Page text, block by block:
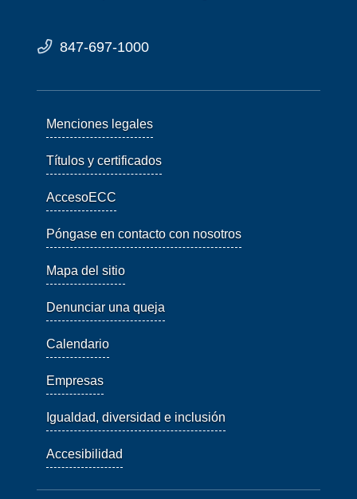
847-697-1000
Menciones legales
Títulos y certificados
AccesoECC
Póngase en contacto con nosotros
Mapa del sitio
Denunciar una queja
Calendario
Empresas
Igualdad, diversidad e inclusión
Accesibilidad